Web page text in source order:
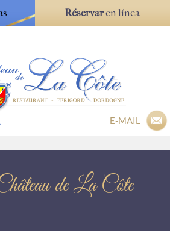
Réservaren línea
E-MAIL
de La Côte